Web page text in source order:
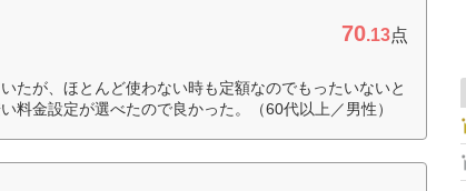
70.13点
たが、ほとんど使わない時も定額なのでもったいないと
料金設定が選べたので良かった。（60代以上／男性）